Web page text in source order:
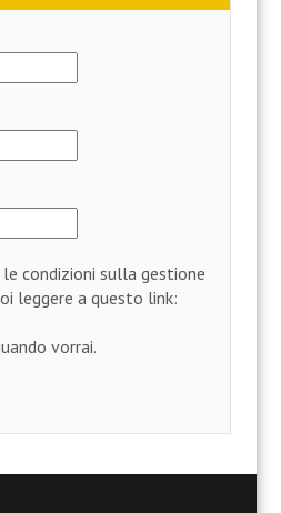
condizioni sulla gestione
leggere a questo link:
vorrai.